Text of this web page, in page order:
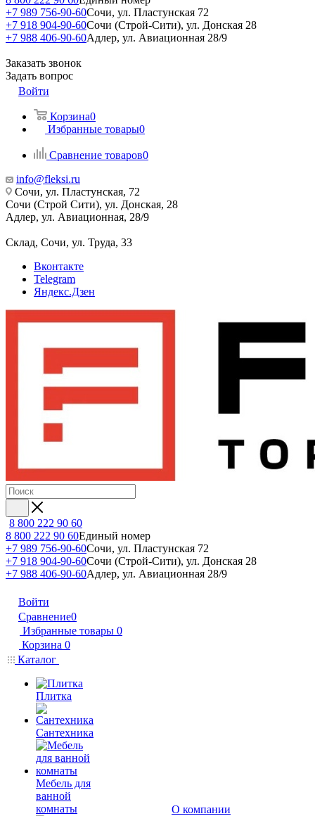
+7 989 756-90-60Сочи, ул. Пластунская 72
+7 918 904-90-60Сочи (Строй-Сити), ул. Донская 28
+7 988 406-90-60Адлер, ул. Авиационная 28/9
Заказать звонок
Задать вопрос
Войти
Корзина0
Избранные товары0
Сравнение товаров0
info@fleksi.ru
Сочи, ул. Пластунская, 72
Сочи (Строй Сити), ул. Донская, 28
Адлер, ул. Авиационная, 28/9
Склад, Сочи, ул. Труда, 33
Вконтакте
Telegram
Яндекс.Дзен
8 800 222 90 60
8 800 222 90 60Единый номер
+7 989 756-90-60Сочи, ул. Пластунская 72
+7 918 904-90-60Сочи (Строй-Сити), ул. Донская 28
+7 988 406-90-60Адлер, ул. Авиационная 28/9
Войти
Сравнение0
Избранные товары 0
Корзина 0
Каталог
Плитка
Сантехника
Мебель для
ванной
комнаты
О компании